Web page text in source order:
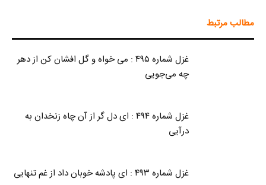
مطالب مرتبط
غزل شماره ۴۹۵ : می خواه و گل افشان کن از دهر
چه می‌جویی
غزل شماره ۴۹۴ : ای دل گر از آن چاه زنخدان به
درآیی
غزل شماره ۴۹۳ : ای پادشه خوبان داد از غم تنهایی